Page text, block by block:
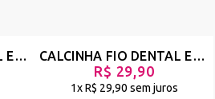
CALCINHA FIO DENTAL EM TULE ANIMAL PRINT E DETALHE DE BABADO EM RENDA - SAPEKA - ONÇA - REF 2889 CALCINHA FIO DENTAL EM TULE ANIMAL PRINT COM STRAPPY - DUANIP
R$ 29,90
1xR$ 29,90 sem juros